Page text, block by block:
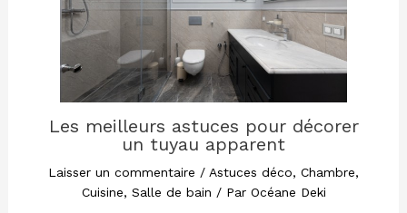
Les meilleurs astuces pour décorer
un tuyau apparent
Laisser un commentaire / Astuces déco, Chambre,
Cuisine, Salle de bain / Par Océane Deki